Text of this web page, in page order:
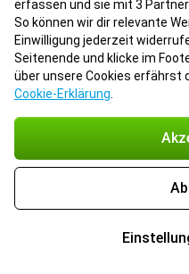
erfassen und sie mit 3
So können wir dir relevante
Einwilligung jederzeit
Seitenende und klicke im
über unsere Cookies erfährst
Cookie-Erklärung